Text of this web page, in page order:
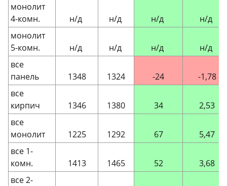
монолит
4-комн.
н/д н/д н/д
н/д
монолит
5-комн.
н/д н/д н/д
н/д
все
панель
1348 1324 -24
-1,78
все
кирпич
1346 1380 34
2,53
все
монолит
1225 1292 67
5,47
все 1-
комн.
1413 1465 52
3,68
все 2-